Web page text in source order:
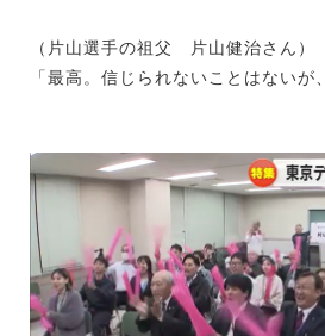
（片山選手の祖父 片山健治さん）
「最高。信じられないことはないが